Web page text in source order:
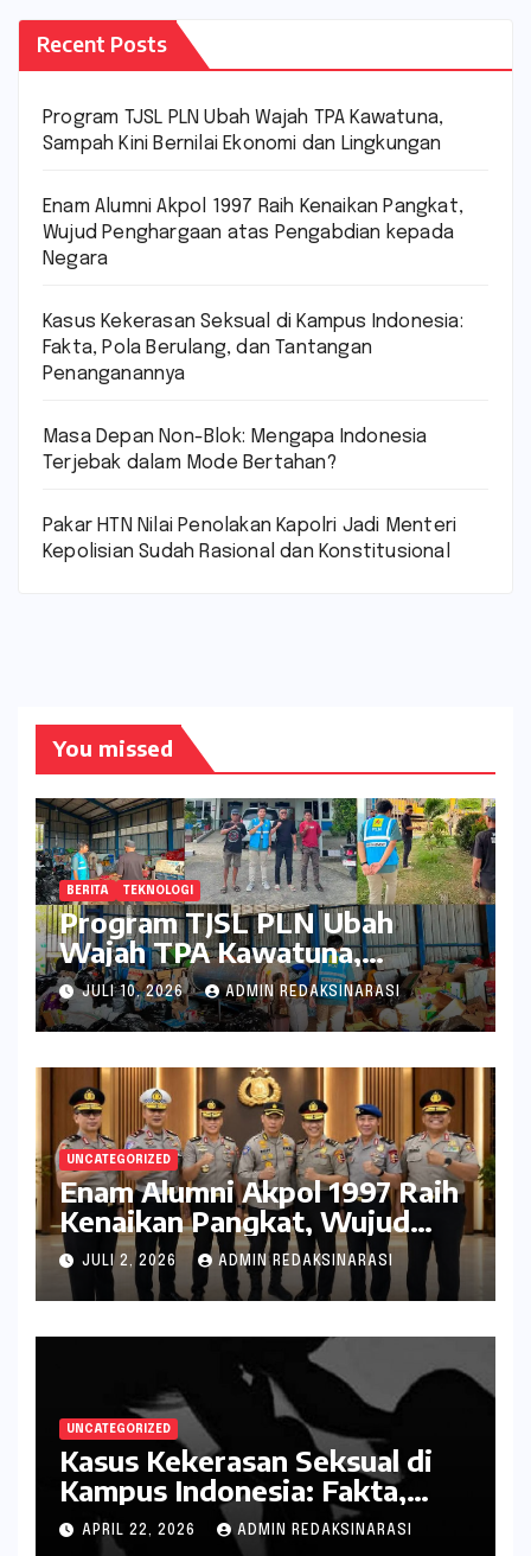
Recent Posts
Program TJSL PLN Ubah Wajah TPA Kawatuna,
Sampah Kini Bernilai Ekonomi dan Lingkungan
Enam Alumni Akpol 1997 Raih Kenaikan Pangkat,
Wujud Penghargaan atas Pengabdian kepada
Negara
Kasus Kekerasan Seksual di Kampus Indonesia:
Fakta, Pola Berulang, dan Tantangan
Penanganannya
Masa Depan Non-Blok: Mengapa Indonesia
Terjebak dalam Mode Bertahan?
Pakar HTN Nilai Penolakan Kapolri Jadi Menteri
Kepolisian Sudah Rasional dan Konstitusional
You missed
BERITA TEKNOLOGI
Program TJSL PLN Ubah
Wajah TPA Kawatuna,
Sampah Kini Bernilai Ekonomi
dan Lingkungan
JULI 10, 2026 ADMIN REDAKSINARASI
UNCATEGORIZED
Enam Alumni Akpol 1997 Raih
Kenaikan Pangkat, Wujud
Penghargaan atas Pengabdian
kepada Negara
JULI 2, 2026 ADMIN REDAKSINARASI
UNCATEGORIZED
Kasus Kekerasan Seksual di
Kampus Indonesia: Fakta,
Pola Berulang, dan Tantangan
Penanganannya
APRIL 22, 2026 ADMIN REDAKSINARASI